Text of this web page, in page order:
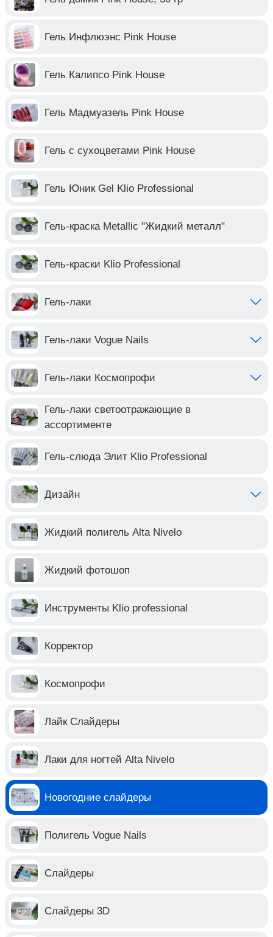
Гель Инфлюэнс Pink House
Гель Калипсо Pink House
Гель Мадмуазель Pink House
Гель с сухоцветами Pink House
Гель Юник Gel Klio Professional
Гель-краска Metallic "Жидкий металл"
Гель-краски Klio Professional
Гель-лаки
Гель-лаки Vogue Nails
Гель-лаки Космопрофи
Гель-лаки светоотражающие в
ассортименте
Гель-слюда Элит Klio Professional
Дизайн
Жидкий полигель Alta Nivelo
Жидкий фотошоп
Инструменты Klio professional
Корректор
Космопрофи
Лайк Слайдеры
Лаки для ногтей Alta Nivelo
Новогодние слайдеры
Полигель Vogue Nails
Слайдеры
Слайдеры 3D